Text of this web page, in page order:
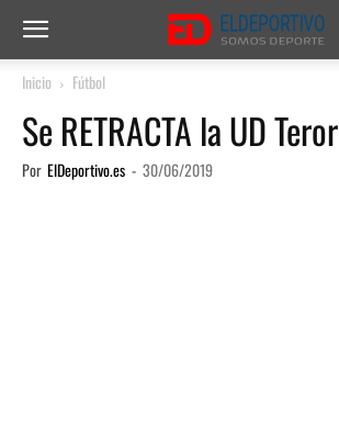
Inicio Fútbol
Se RETRACTA la UD Teror
Por ElDeportivo.es - 30/06/2019